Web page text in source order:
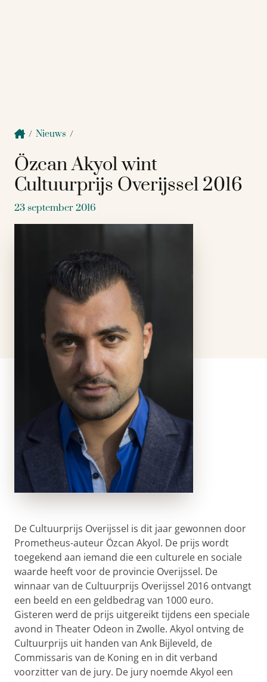
/ Nieuws /
Özcan Akyol wint
Cultuurprijs Overijssel 2016
23 september 2016
De Cultuurprijs Overijssel is dit jaar gewonnen door
Prometheus-auteur Özcan Akyol. De prijs wordt
toegekend aan iemand die een culturele en sociale
waarde heeft voor de provincie Overijssel. De
winnaar van de Cultuurprijs Overijssel 2016 ontvangt
een beeld en een geldbedrag van 1000 euro.
Gisteren werd de prijs uitgereikt tijdens een speciale
avond in Theater Odeon in Zwolle. Akyol ontving de
Cultuurprijs uit handen van Ank Bijleveld, de
Commissaris van de Koning en in dit verband
voorzitter van de jury. De jury noemde Akyol een